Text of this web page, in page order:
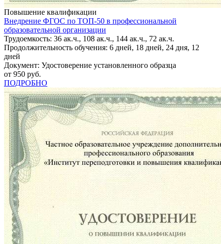
Повышение квалификации
Внедрение ФГОС по ТОП-50 в профессиональной
образовательной организации
Трудоемкость: 36 ак.ч., 108 ак.ч., 144 ак.ч., 72 ак.ч.
Продолжительность обучения: 6 дней, 18 дней, 24 дня, 12
дней
Документ: Удостоверение установленного образца
от 950 руб.
ПОДРОБНО